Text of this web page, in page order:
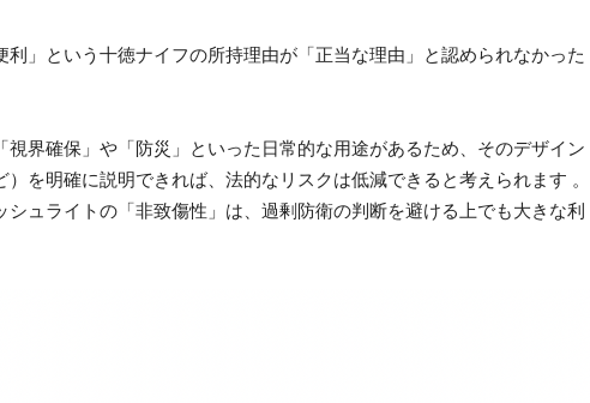
」という十徳ナイフの所持理由が「正当な理由」と認められなかった
視界確保」や「防災」といった日常的な用途があるため、そのデザイン
を明確に説明できれば、法的なリスクは低減できると考えられます 。
ュライトの「非致傷性」は、過剰防衛の判断を避ける上でも大きな利